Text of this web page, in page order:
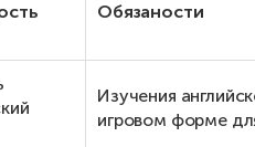
Обязаности
Изучения
игровом форме